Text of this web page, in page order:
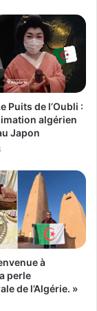
Puits de l’Oubli :
algérien
Japon
à
perle
de l’Algérie. »